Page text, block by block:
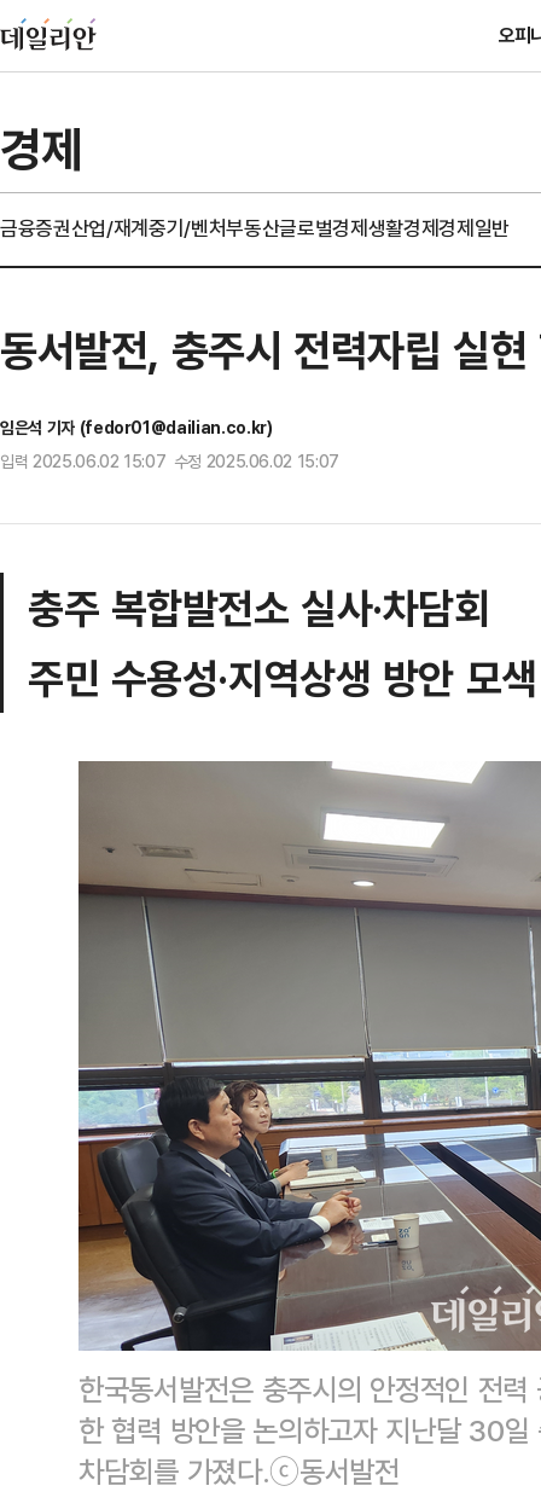
오피
경제
금융증권산업/재계중기/벤처부동산글로벌경제생활경제경제일반
동서발전, 충주시 전력자립 실
임은석 기자 (fedor01@dailian.co.kr)
입력 2025.06.02 15:07 수정 2025.06.02 15:07
충주 복합발전소 실사·차담회
주민 수용성·지역상생 방안 모색
한국동서발전은 충주시의 안정적인 전
한 협력 방안을 논의하고자 지난달 30
차담회를 가졌다.ⓒ동서발전